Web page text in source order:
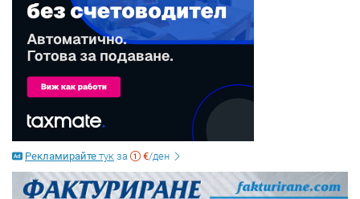
Рекламирайте тук за €/ден